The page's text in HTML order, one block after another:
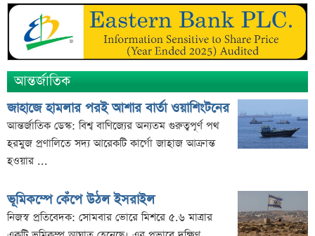
এসএসসি ফল নিয়ে বড় সিদ্ধান্ত আসছে বৃহস্পতিবার
কীভাবে জন্ম নিল ‘৩৬ জুলাই’?
এক পোস্টেই চমকে দিলেন ময়ূখ রঞ্জন ঘোষ
আন্তর্জাতিক
জাহাজে হামলার পরই আশার বার্তা ওয়াশিংটনের
আন্তর্জাতিক ডেস্ক: বিশ্ব বাণিজ্যের অন্যতম গুরুত্বপূর্ণ পথ
হরমুজ প্রণালিতে সদ্য আরেকটি কার্গো জাহাজ আক্রান্ত
হওয়ার ...
ভূমিকম্পে কেঁপে উঠল ইসরাইল
নিজস্ব প্রতিবেদক: সোমবার ভোরে মিশরে ৫.৬ মাত্রার